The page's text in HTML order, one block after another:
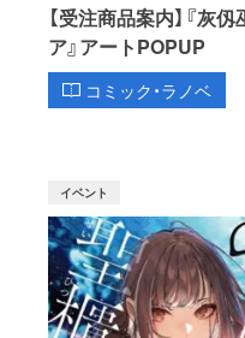
【受注商品案内】『灰仭
ア』アートPOPUP
コミック・ラノベ
イベント